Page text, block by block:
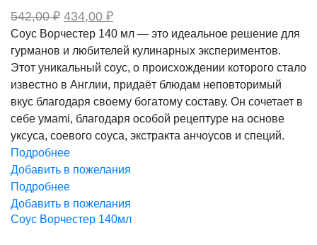
542,00₽ Первоначальная
составляла
542,00 ₽.
434,00 ₽Текущая
цена:
434,00 ₽.
Соус Ворчестер 140 мл — это идеальное решение для
гурманов и любителей кулинарных экспериментов.
Этот уникальный соус, о происхождении которого стало
известно в Англии, придаёт блюдам неповторимый
вкус благодаря своему богатому составу. Он сочетает в
себе умami, благодаря особой рецептуре на основе
уксуса, соевого соуса, экстракта анчоусов и специй.
Подробнее
Добавить в пожелания
Подробнее
Добавить в пожелания
Соус Ворчестер 140мл